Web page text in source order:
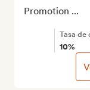
Promotion ...
Tasa
10%